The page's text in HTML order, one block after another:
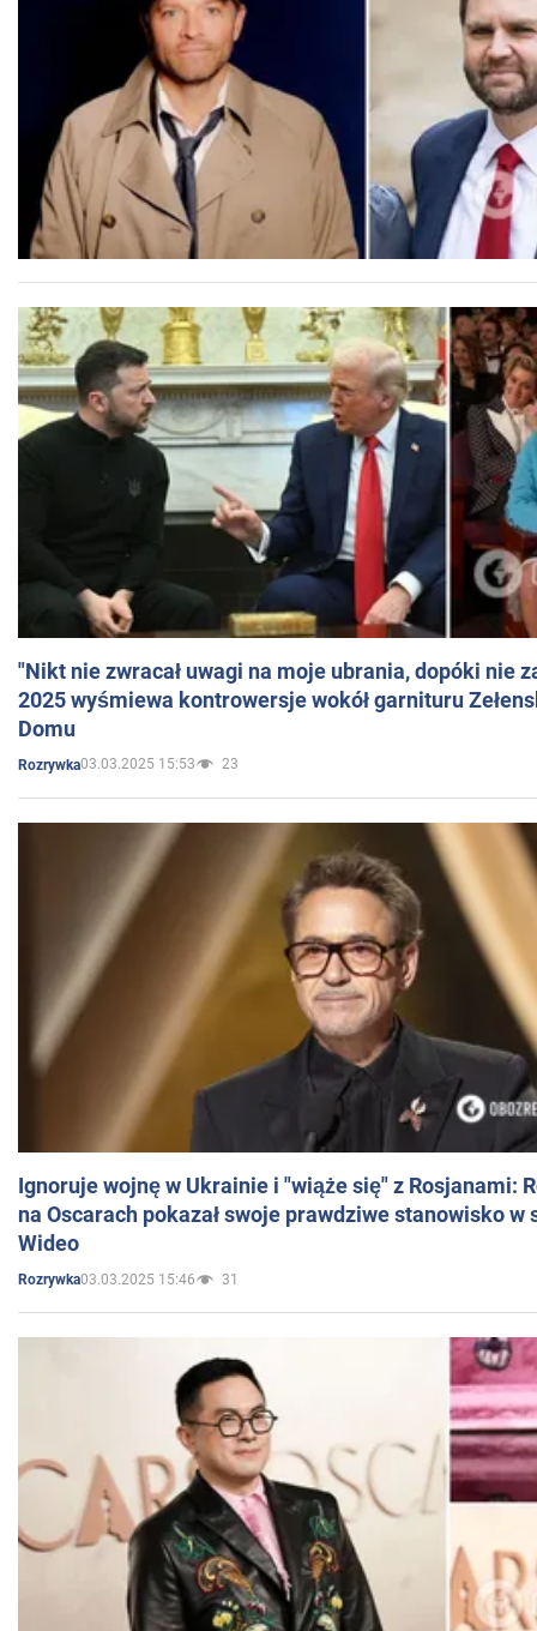
"Nikt nie zwracał uwagi na moje ubrania, dopóki nie
2025 wyśmiewa kontrowersje wokół garnituru
Domu
Rozrywka03.03.2025 15:53 23
Ignoruje wojnę w Ukrainie i "wiąże się" z Rosjanami:
na Oscarach pokazał swoje prawdziwe stanowisko w
Wideo
Rozrywka03.03.2025 15:46 31